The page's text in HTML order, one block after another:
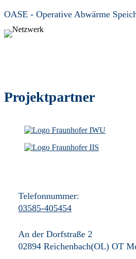
OASE - Operative Abwärme
Projektpartner
Telefonnummer:
03585-405454
An der Dorfstraße 2
02894 Reichenbach(OL) OT